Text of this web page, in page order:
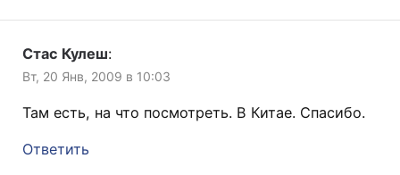
Стас Кулеш:
Вт, 20 Янв, 2009 в 10:03
Там есть, на что посмотреть. В Китае. Спасибо.
Ответить